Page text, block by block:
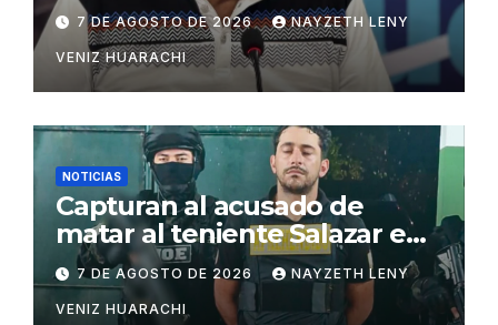
7 DE AGOSTO DE 2026 NAYZETH LENY
VENIZ HUARACHI
NOTICIAS
Capturan al acusado de
matar al teniente Salazar en
San Matías
7 DE AGOSTO DE 2026 NAYZETH LENY
VENIZ HUARACHI